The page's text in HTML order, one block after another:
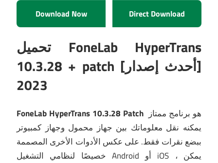
Download Now Direct Download
تحميل FoneLab HyperTrans
10.3.28 + patch [أحدث إصدار]
2023
FoneLab HyperTrans 10.3.28 Patch
يمكنه نقل معلوماتك بين جهاز محمول وجهاز كمبيوتر
ببضع نقرات فقط. على عكس الأدوات الأخرى المصممة
خصيصًا لنظامي التشغيل Android أو iOS ، يمكن